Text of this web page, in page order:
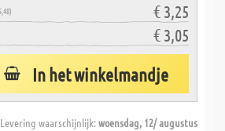
€ 3,25
€ 3,05
In het winkelmandje
Levering waarschijnlijk:woensdag, 12/ augustus